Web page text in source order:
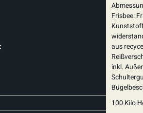
Frisbee:
aus
inkl.
100 Kilo